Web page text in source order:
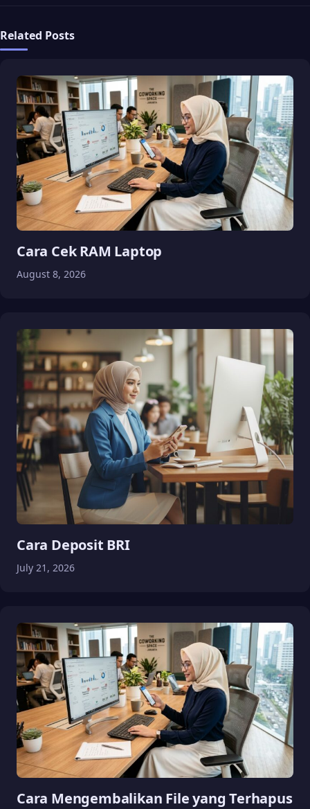
Related Posts
Cara Cek RAM Laptop
August 8, 2026
Cara Deposit BRI
July 21, 2026
Cara Mengembalikan File yang Terhapus